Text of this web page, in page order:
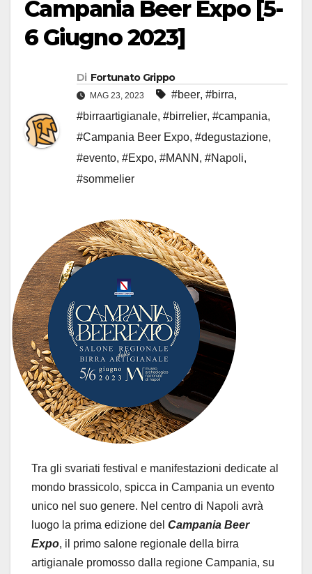
Campania Beer Expo [5-
6 Giugno 2023]
Di Fortunato Grippo
MAG 23, 2023 #beer, #birra,
#birraartigianale, #birrelier, #campania,
#Campania Beer Expo, #degustazione,
#evento, #Expo, #MANN , #Napoli,
#sommelier
Tra gli svariati festival e manifestazioni dedicate al
mondo brassicolo, spicca in Campania un evento
unico nel suo genere. Nel centro di Napoli avrà
luogo la prima edizione del Campania Beer
Expo, il primo salone regionale della birra
artigianale promosso dalla regione Campania, su